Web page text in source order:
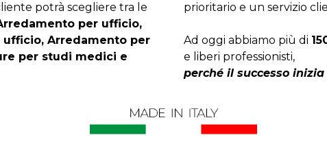
potrà scegliere tra le
per ufficio,
ufficio, Arredamento per
per studi medici e
prioritario e un servizio
Ad oggi abbiamo più di
e liberi professionisti,
perché il successo